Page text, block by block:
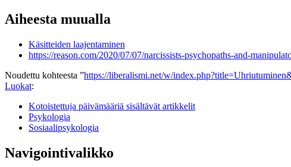
Aiheesta muualla
Käsitteiden laajentaminen
https://reason.com/2020/07/07/narcissists-psychopaths-and-
Noudettu kohteesta ”https://liberalismi.net/w/
Luokat:
Kotoistettuja päivämääriä sisältävät artikkelit
Psykologia
Sosiaalipsykologia
Navigointivalikko